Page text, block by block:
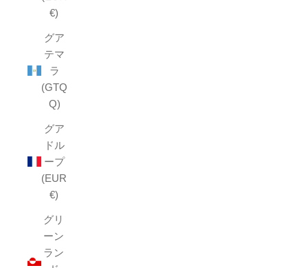
€)
グア
テマ
ラ
(GTQ
Q)
グア
ドル
ープ
(EUR
€)
グリ
ーン
ラン